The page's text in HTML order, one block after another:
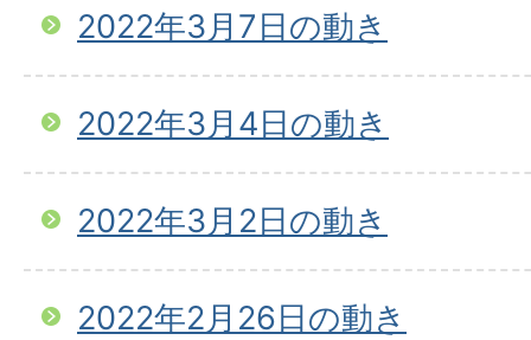
2022年3月7日の動き
2022年3月4日の動き
2022年3月2日の動き
2022年2月26日の動き